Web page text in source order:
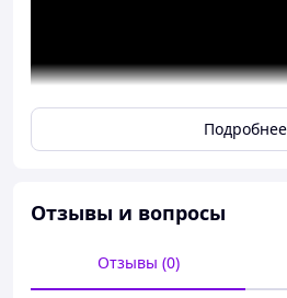
Подробнее
Отзывы и вопросы
Отзывы (0)